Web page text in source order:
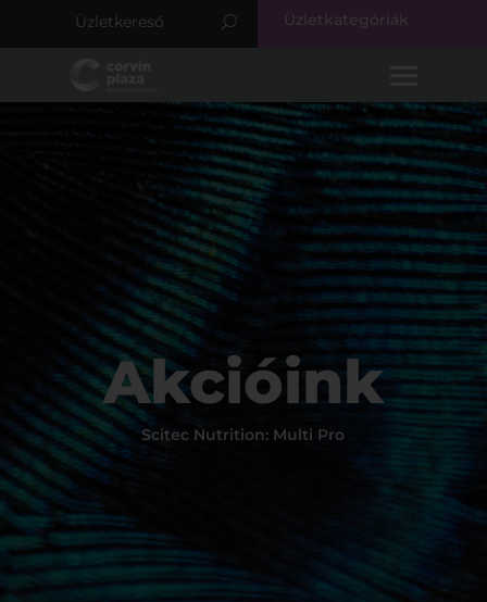
Üzletkategóriák
Akcióink
Scitec Nutrition: Multi Pro